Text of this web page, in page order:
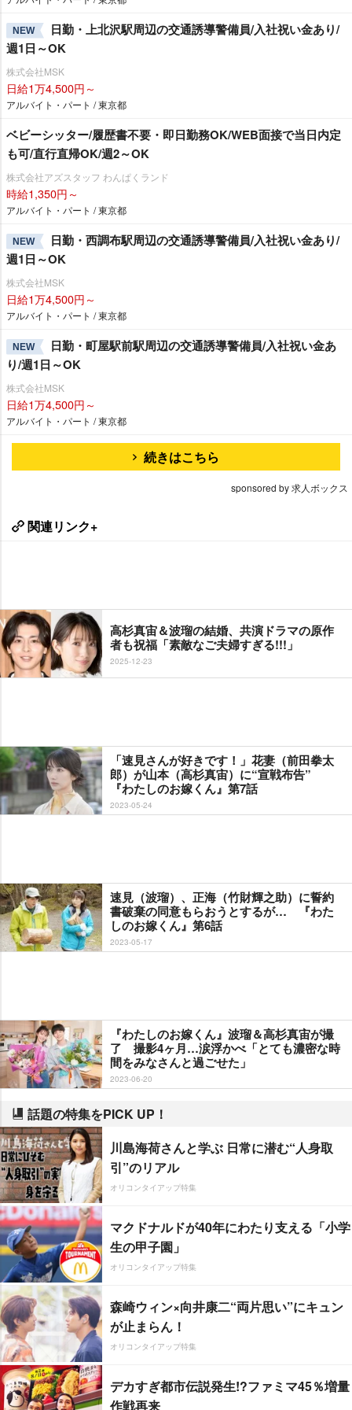
NEW
日勤・上北沢駅周辺の交通誘導警備員/入社祝い金あり/
週1日～OK
株式会社MSK
日給1万4,500円～
アルバイト・パート / 東京都
ベビーシッター/履歴書不要・即日勤務OK/WEB面接で当日内定
も可/直行直帰OK/週2～OK
株式会社アズスタッフ わんぱくランド
時給1,350円～
アルバイト・パート / 東京都
NEW
日勤・西調布駅周辺の交通誘導警備員/入社祝い金あり/
週1日～OK
株式会社MSK
日給1万4,500円～
アルバイト・パート / 東京都
NEW
日勤・町屋駅前駅周辺の交通誘導警備員/入社祝い金あ
り/週1日～OK
株式会社MSK
日給1万4,500円～
アルバイト・パート / 東京都
続きはこちら
sponsored by 求人ボックス
関連リンク+
高杉真宙＆波瑠の結婚、共演ドラマの原作
者も祝福「素敵なご夫婦すぎる!!!」
2025-12-23
「速見さんが好きです！」花妻（前田拳太
郎）が山本（高杉真宙）に“宣戦布告”
『わたしのお嫁くん』第7話
2023-05-24
速見（波瑠）、正海（竹財輝之助）に誓約
書破棄の同意もらおうとするが… 『わた
しのお嫁くん』第6話
2023-05-17
『わたしのお嫁くん』波瑠＆高杉真宙が撮
了 撮影4ヶ月…涙浮かべ「とても濃密な時
間をみなさんと過ごせた」
2023-06-20
話題の特集をPICK UP！
川島海荷さんと学ぶ 日常に潜む“人身取
引”のリアル
オリコンタイアップ特集
マクドナルドが40年にわたり支える「小学
生の甲子園」
オリコンタイアップ特集
森崎ウィン×向井康二“両片思い”にキュン
が止まらん！
オリコンタイアップ特集
デカすぎ都市伝説発生!?ファミマ45％増量
作戦再来